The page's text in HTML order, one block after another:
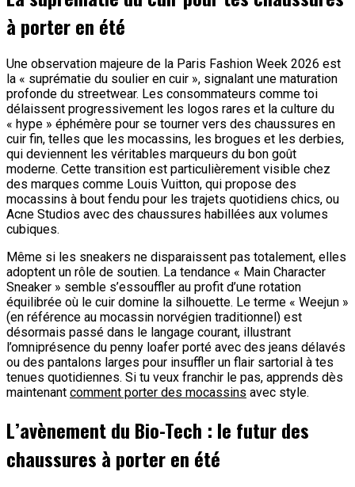
à porter en été
Une observation majeure de la Paris Fashion Week 2026 est
la « suprématie du soulier en cuir », signalant une maturation
profonde du streetwear. Les consommateurs comme toi
délaissent progressivement les logos rares et la culture du
« hype » éphémère pour se tourner vers des chaussures en
cuir fin, telles que les mocassins, les brogues et les derbies,
qui deviennent les véritables marqueurs du bon goût
moderne. Cette transition est particulièrement visible chez
des marques comme Louis Vuitton, qui propose des
mocassins à bout fendu pour les trajets quotidiens chics, ou
Acne Studios avec des chaussures habillées aux volumes
cubiques.
Même si les sneakers ne disparaissent pas totalement, elles
adoptent un rôle de soutien. La tendance « Main Character
Sneaker » semble s’essouffler au profit d’une rotation
équilibrée où le cuir domine la silhouette. Le terme « Weejun »
(en référence au mocassin norvégien traditionnel) est
désormais passé dans le langage courant, illustrant
l’omniprésence du penny loafer porté avec des jeans délavés
ou des pantalons larges pour insuffler un flair sartorial à tes
tenues quotidiennes. Si tu veux franchir le pas, apprends dès
maintenant comment porter des mocassins avec style.
L’avènement du Bio-Tech : le futur des
chaussures à porter en été